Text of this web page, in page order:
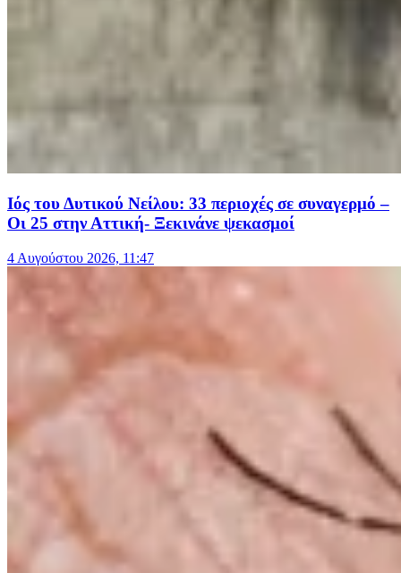
Ιός του Δυτικού Νείλου: 33 περιοχές σε συναγερμό –
Οι 25 στην Αττική- Ξεκινάνε ψεκασμοί
4 Αυγούστου 2026, 11:47